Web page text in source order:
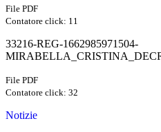
File PDF
Contatore click: 11
33216-REG-1662985971504-
File PDF
Contatore click: 32
Notizie